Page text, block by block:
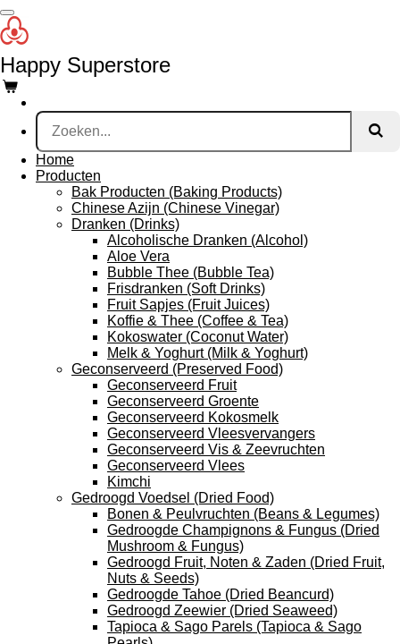
Ga
direct
naar
de
hoofdinhoud
Happy Superstore
Home
Producten
Bak Producten (Baking Products)
Chinese Azijn (Chinese Vinegar)
Dranken (Drinks)
Alcoholische Dranken (Alcohol)
Aloe Vera
Bubble Thee (Bubble Tea)
Frisdranken (Soft Drinks)
Fruit Sapjes (Fruit Juices)
Koffie & Thee (Coffee & Tea)
Kokoswater (Coconut Water)
Melk & Yoghurt (Milk & Yoghurt)
Geconserveerd (Preserved Food)
Geconserveerd Fruit
Geconserveerd Groente
Geconserveerd Kokosmelk
Geconserveerd Vleesvervangers
Geconserveerd Vis & Zeevruchten
Geconserveerd Vlees
Kimchi
Gedroogd Voedsel (Dried Food)
Bonen & Peulvruchten (Beans & Legumes)
Gedroogde Champignons & Fungus (Dried
Mushroom & Fungus)
Gedroogd Fruit, Noten & Zaden (Dried Fruit,
Nuts & Seeds)
Gedroogde Tahoe (Dried Beancurd)
Gedroogd Zeewier (Dried Seaweed)
Tapioca & Sago Parels (Tapioca & Sago